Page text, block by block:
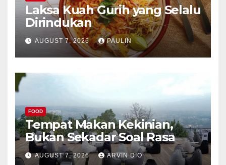
Laksa Kuah Gurih yang Selalu
Dirindukan
AUGUST 7, 2026 PAULIN
FOOD
Tempat Makan Kekinian,
Bukan Sekadar Soal Rasa
AUGUST 7, 2026 ARVIN DIO